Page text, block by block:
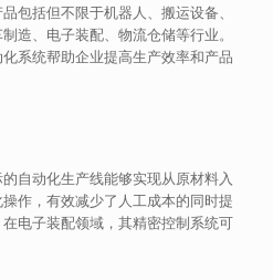
包括但不限于机器人、搬运设备、
造、电子装配、物流仓储等行业。
系统帮助企业提高生产效率和产品
自动化生产线能够实现从原材料入
作，有效减少了人工成本的同时提
电子装配领域，其精密控制系统可